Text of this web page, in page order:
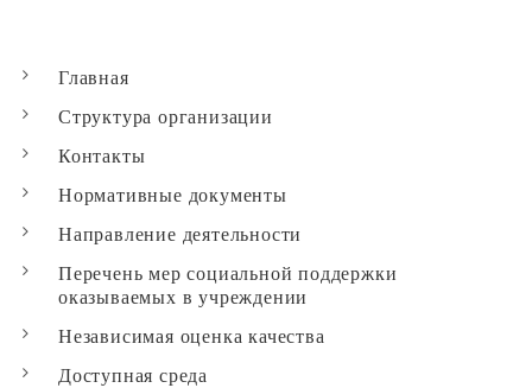
o
kl
as
sn
ik
i
o
Главная
Структура организации
Контакты
Нормативные документы
Направление деятельности
Перечень мер социальной поддержки
оказываемых в учреждении
Независимая оценка качества
Доступная среда